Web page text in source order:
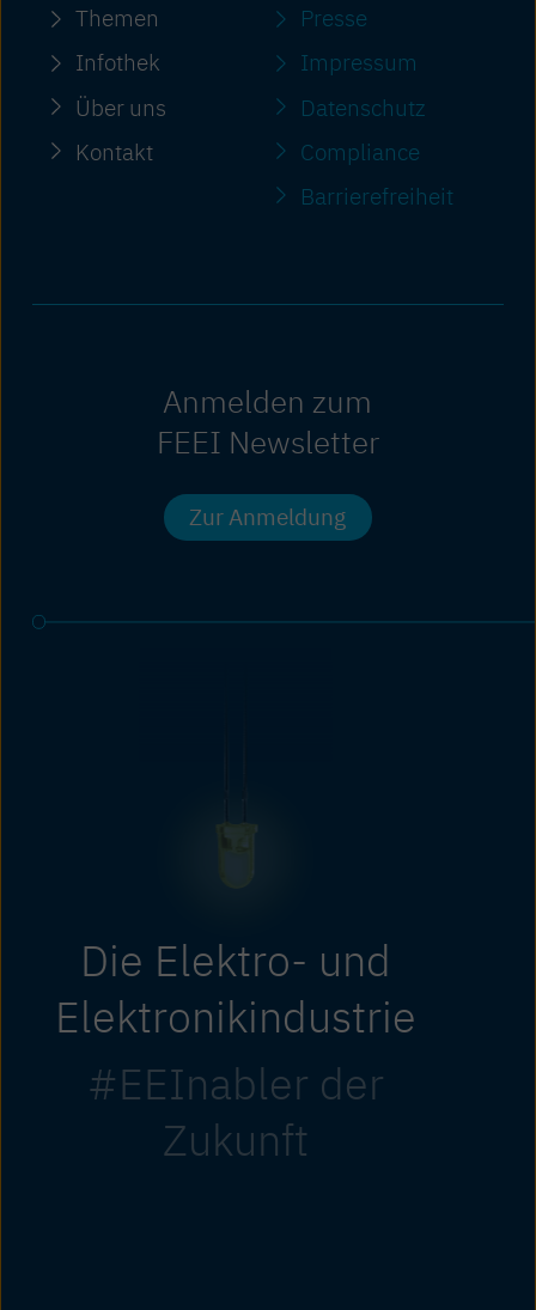
Themen
Infothek
Über uns
Kontakt
Presse
Impressum
Datenschutz
Compliance
Barriere­freiheit
Anmelden zum
FEEI Newsletter
Zur Anmeldung
Die Elektro- und
Elektronikindustrie
#EEInabler der
Zukunft